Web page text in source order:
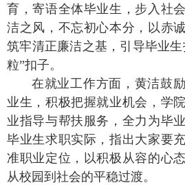
育，寄语全体毕业生，步入社
洁之风，不忘初心本分，以赤
筑牢清正廉洁之基，引导毕业
粒”扣子。
在就业工作方面，黄洁鼓
业生，积极把握就业机会，学
业指导与帮扶服务，全力为毕
毕业生求职实际，指出大家要
准职业定位，以积极从容的心
从校园到社会的平稳过渡。